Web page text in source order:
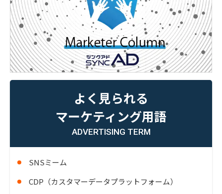
よく見られる
マーケティング用語
ADVERTISING TERM
SNSミーム
CDP（カスタマーデータプラットフォーム）